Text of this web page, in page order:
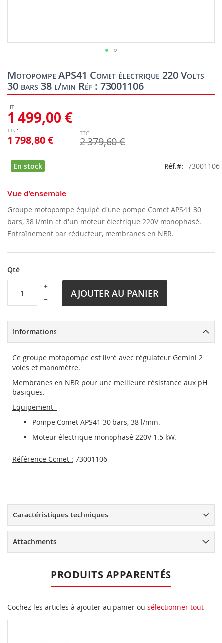
Motopompe APS41 Comet électrique 220 Volts
30 bars 38 l/min Réf : 73001106
1 798,80 €
1 499,00 €
2 379,60 €
En stock Réf. 73001106
Vue d’ensemble
Groupe motopompe équipé d'une pompe Comet APS41 30
bars, 38 l/min et d'un moteur électrique 220V monophasé.
Entraînement par réducteur, membranes en NBR.
Qté
AJOUTER AU PANIER
to
the
beginning
the
images
gallery
Informations
Ce groupe motopompe est livré avec régulateur Gemini 2
voies et manomètre.
Membranes en NBR pour une meilleure résistance aux pH
basiques.
Equipement :
Pompe Comet APS41 30 bars, 38 l/min.
Moteur électrique monophasé 220V 1.5 kW.
Référence Comet : 73001106
Caractéristiques techniques
Attachments
PRODUITS APPARENTÉS
Cochez les articles à ajouter au panier ou sélectionner tout